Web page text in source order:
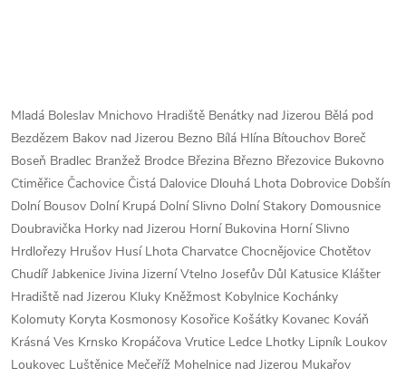
Mladá Boleslav Mnichovo Hradiště Benátky nad Jizerou Bělá pod
Bezdězem Bakov nad Jizerou Bezno Bílá Hlína Bítouchov Boreč
Boseň Bradlec Branžež Brodce Březina Březno Březovice Bukovno
Ctiměřice Čachovice Čistá Dalovice Dlouhá Lhota Dobrovice Dobšín
Dolní Bousov Dolní Krupá Dolní Slivno Dolní Stakory Domousnice
Doubravička Horky nad Jizerou Horní Bukovina Horní Slivno
Hrdlořezy Hrušov Husí Lhota Charvatce Chocnějovice Chotětov
Chudíř Jabkenice Jivina Jizerní Vtelno Josefův Důl Katusice Klášter
Hradiště nad Jizerou Kluky Kněžmost Kobylnice Kochánky
Kolomuty Koryta Kosmonosy Kosořice Košátky Kovanec Kováň
Krásná Ves Krnsko Kropáčova Vrutice Ledce Lhotky Lipník Loukov
Loukovec Luštěnice Mečeříž Mohelnice nad Jizerou Mukařov